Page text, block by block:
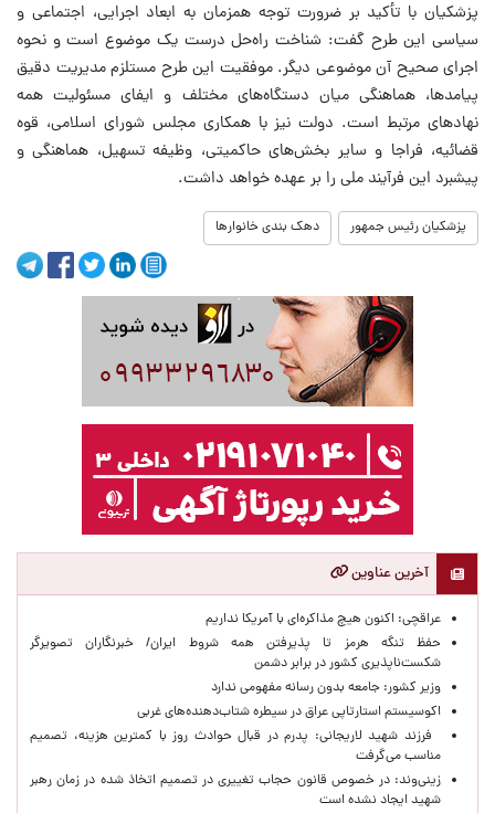
پزشکیان با تأکید بر ضرورت توجه همزمان به ابعاد اجرایی، اجتماعی و
سیاسی این طرح گفت: شناخت راه‌حل درست یک موضوع است و نحوه
اجرای صحیح آن موضوعی دیگر. موفقیت این طرح مستلزم مدیریت دقیق
پیامدها، هماهنگی میان دستگاه‌های مختلف و ایفای مسئولیت همه
نهادهای مرتبط است. دولت نیز با همکاری مجلس شورای اسلامی، قوه
قضائیه، فراجا و سایر بخش‌های حاکمیتی، وظیفه تسهیل، هماهنگی و
پیشبرد این فرآیند ملی را بر عهده خواهد داشت.
پزشکیان رئیس جمهور دهک بندی خانوارها
آخرین عناوین
عراقچی: اکنون هیچ مذاکره‌ای با آمریکا نداریم
حفظ تنگه هرمز تا پذیرفتن همه شروط ایران/ خبرنگاران تصویرگر
شکست‌ناپذیری کشور در برابر دشمن
وزیر کشور: جامعه بدون رسانه مفهومی ندارد
اکوسیستم استارتاپی عراق در سیطره شتاب‌دهنده‌‌های غربی
فرزند شهید لاریجانی: پدرم در قبال حوادث روز با کمترین هزینه، تصمیم
مناسب می‌گرفت
زینی‌وند: در خصوص قانون حجاب تغییری در تصمیم اتخاذ شده در زمان رهبر
شهید ایجاد نشده است